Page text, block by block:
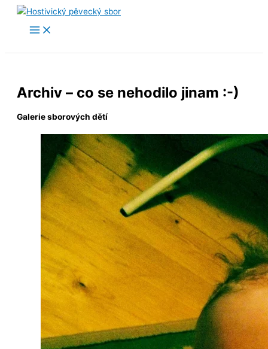
Přeskočit
Archiv – co se nehodilo jinam :-)
Galerie sborových dětí